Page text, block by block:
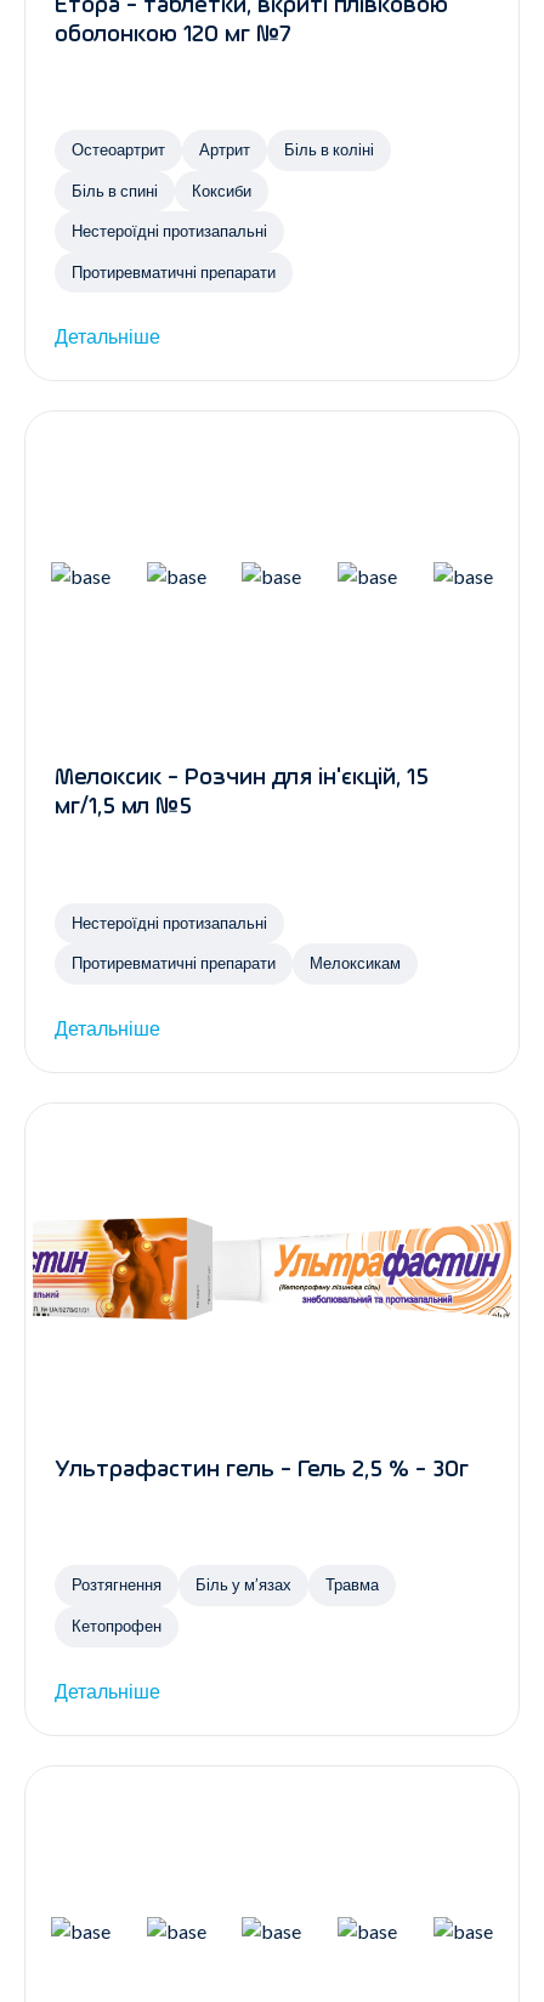
Етора - таблетки, вкриті плівковою
оболонкою 120 мг №7
Остеоартрит Артрит Біль в коліні
Біль в спині Коксиби
Нестероїдні протизапальні
Протиревматичні препарати
Детальніше
Мелоксик - Розчин для ін'єкцій, 15
мг/1,5 мл №5
Нестероїдні протизапальні
Протиревматичні препарати Мелоксикам
Детальніше
Ультрафастин гель - Гель 2,5 % - 30г
Розтягнення Біль у м’язах Травма
Кетопрофен
Детальніше